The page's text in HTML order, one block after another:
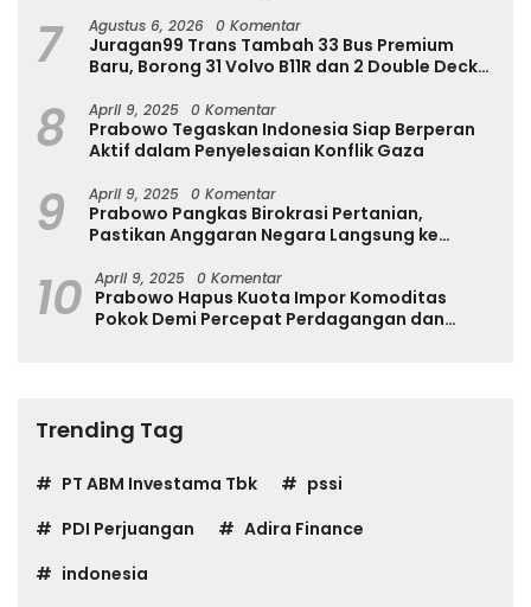
7 Agustus 6, 2026 0 Komentar
Juragan99 Trans Tambah 33 Bus Premium
Baru, Borong 31 Volvo B11R dan 2 Double Decker
8 April 9, 2025 0 Komentar
Prabowo Tegaskan Indonesia Siap Berperan
Aktif dalam Penyelesaian Konflik Gaza
9 April 9, 2025 0 Komentar
Prabowo Pangkas Birokrasi Pertanian,
Pastikan Anggaran Negara Langsung ke
10 April 9, 2025 0 Komentar
Prabowo Hapus Kuota Impor Komoditas
Pokok Demi Percepat Perdagangan dan
Trending Tag
PT ABM Investama Tbk
pssi
PDI Perjuangan
Adira Finance
indonesia